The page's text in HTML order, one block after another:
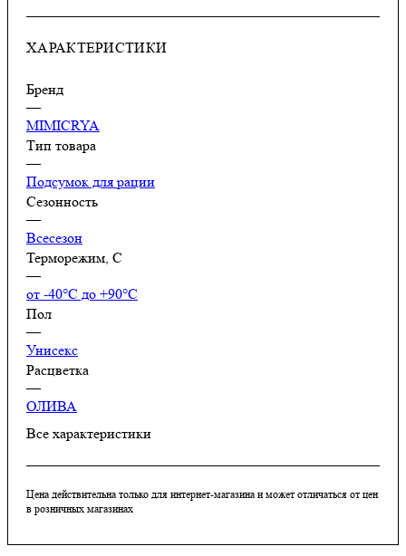
ХАРАКТЕРИСТИКИ
Бренд
—
MIMICRYA
Тип товара
—
Подсумок для рации
Сезонность
—
Всесезон
Терморежим, C
—
от -40°С до +90°С
Пол
—
Унисекс
Расцветка
—
ОЛИВА
Все характеристики
Цена действительна только для интернет-магазина и может отличаться от цен
в розничных магазинах